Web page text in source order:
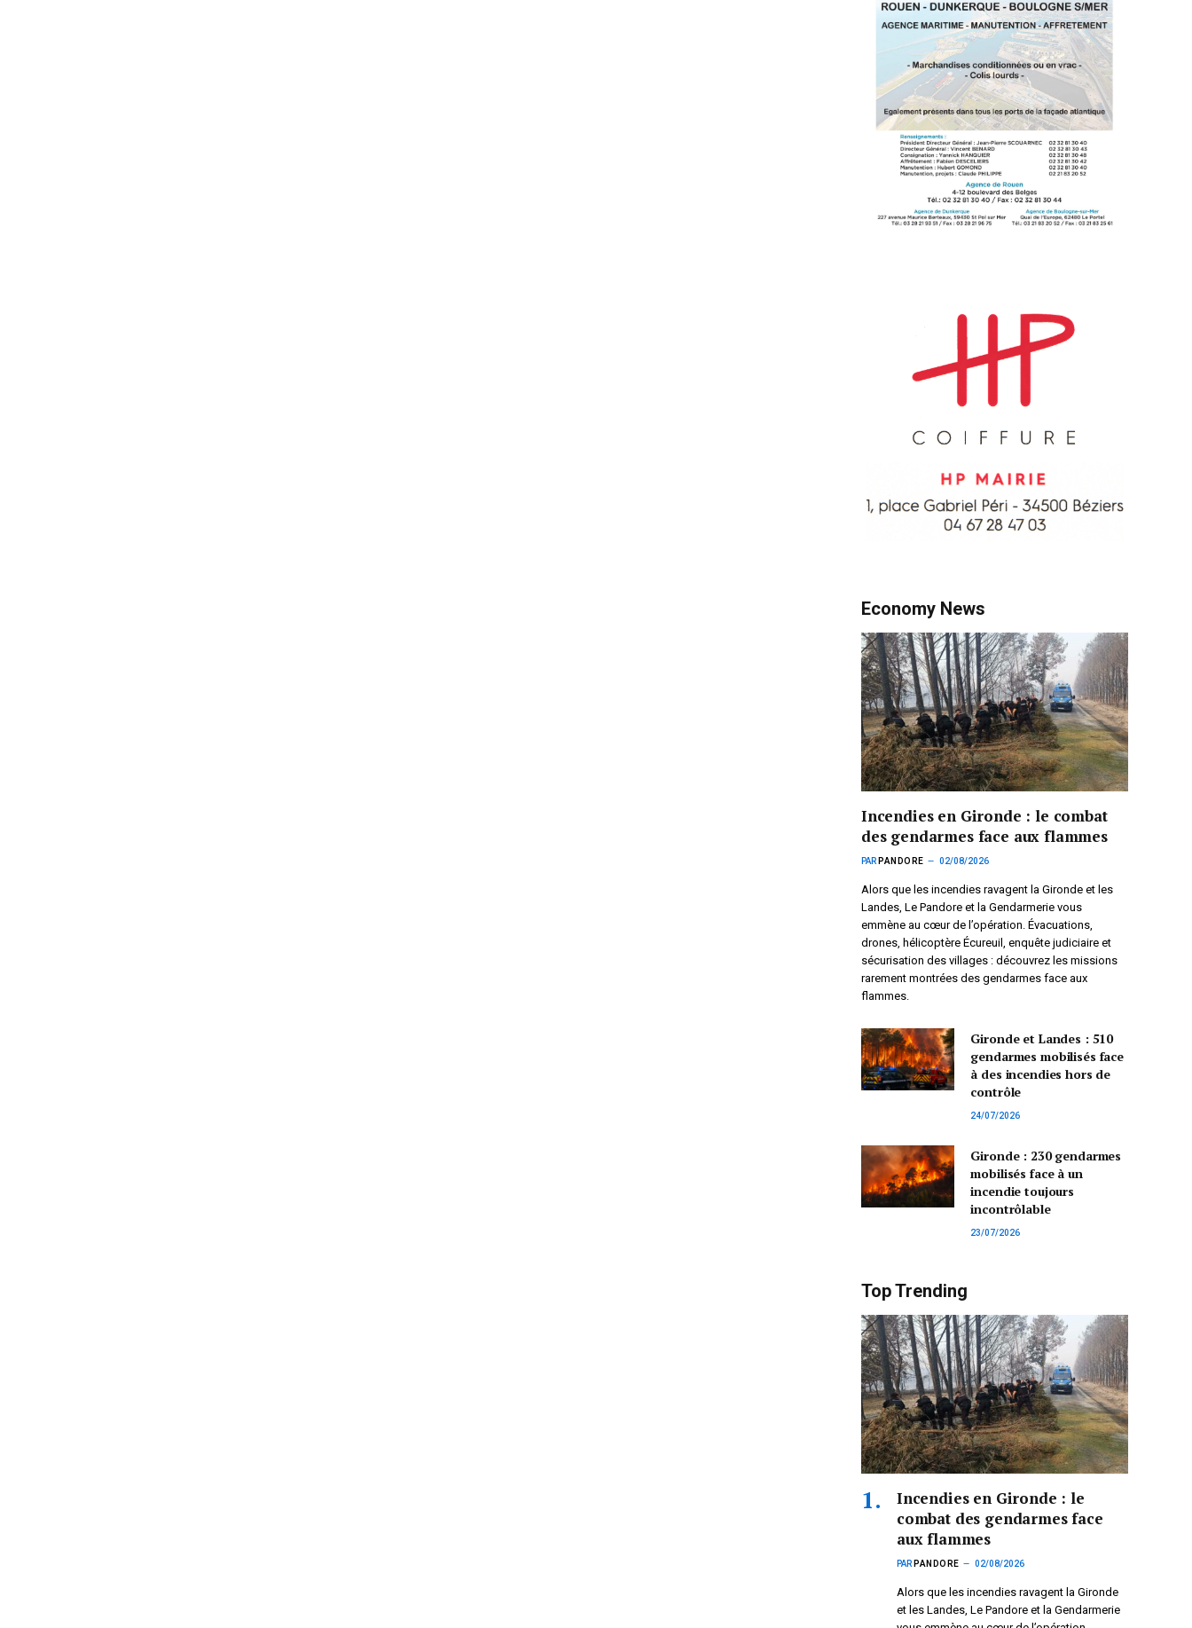
Economy News
Incendies en Gironde : le combat
des gendarmes face aux flammes
PAR PANDORE 02/08/2026
Alors que les incendies ravagent la Gironde et les
Landes, Le Pandore et la Gendarmerie vous
emmène au cœur de l’opération. Évacuations,
drones, hélicoptère Écureuil, enquête judiciaire et
sécurisation des villages : découvrez les missions
rarement montrées des gendarmes face aux
flammes.
Gironde et Landes : 510
gendarmes mobilisés face
à des incendies hors de
contrôle
24/07/2026
Gironde : 230 gendarmes
mobilisés face à un
incendie toujours
incontrôlable
23/07/2026
Top Trending
Incendies en Gironde : le
combat des gendarmes face
aux flammes
PAR PANDORE 02/08/2026
Alors que les incendies ravagent la Gironde
et les Landes, Le Pandore et la Gendarmerie